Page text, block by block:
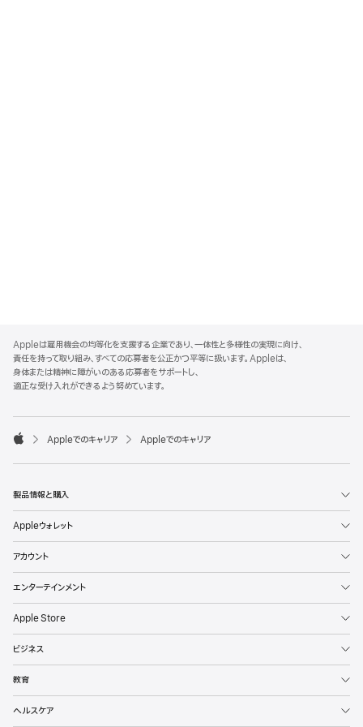
p
p
l
e
o
t
Appleは雇用機会の均等化を支援する企業であり、一体性と多様性の実現に向け、
責任を持って取り組み、すべての応募者を公正かつ平等に扱います。Appleは、
身体または精神に障がいのある応募者をサポートし、
適正な受け入れができるよう努めています。

p
l
Appleでのキャリア Appleでのキャリア
製品情報と購入
Appleウォレット
アカウント
エンターテインメント
Apple Store
ビジネス
教育
ヘルスケア